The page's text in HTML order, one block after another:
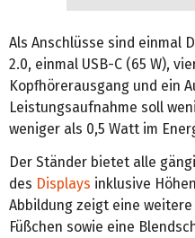
Als Anschlüsse sind einmal
2.0, einmal USB-C (65 W),
Kopfhörerausgang und ein
Leistungsaufnahme soll
weniger als 0,5 Watt im
Der Ständer bietet alle
des Displays inklusive
Abbildung zeigt eine
Füßchen sowie eine